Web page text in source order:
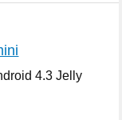
4.3 Jelly